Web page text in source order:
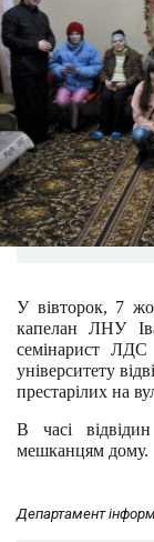
У вівторок, 7
капелан ЛНУ
семінарист
університету
престарілих на
В часі
мешканцям дому.
Департамент